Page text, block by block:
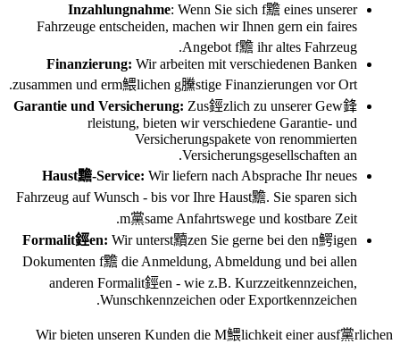
Inzahlungnahme: Wenn Sie sich f黵 eines unserer
Fahrzeuge entscheiden, machen wir Ihnen gern ein faires
Angebot f黵 ihr altes Fahrzeug.
Finanzierung: Wir arbeiten mit verschiedenen Banken
zusammen und erm鰃lichen g黱stige Finanzierungen vor Ort.
Garantie und Versicherung: Zus鋞zlich zu unserer Gew鋒
rleistung, bieten wir verschiedene Garantie- und
Versicherungspakete von renommierten
Versicherungsgesellschaften an.
Haust黵-Service: Wir liefern nach Absprache Ihr neues
Fahrzeug auf Wunsch - bis vor Ihre Haust黵. Sie sparen sich
m黨same Anfahrtswege und kostbare Zeit.
Formalit鋞en: Wir unterst黷zen Sie gerne bei den n鰐igen
Dokumenten f黵 die Anmeldung, Abmeldung und bei allen
anderen Formalit鋞en - wie z.B. Kurzzeitkennzeichen,
Wunschkennzeichen oder Exportkennzeichen.
Wir bieten unseren Kunden die M鰃lichkeit einer ausf黨rlichen